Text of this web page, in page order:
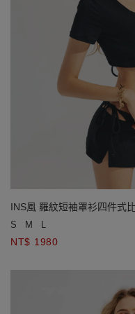
INS風 羅紋短袖罩衫四件式
S M
NT$ 1980